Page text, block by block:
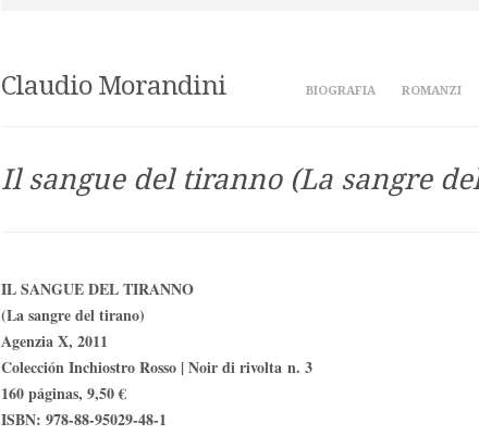
Claudio Morandini BIOGRAFIA ROMANZI
Il sangue del tiranno (La sangre
IL SANGUE DEL TIRANNO
(La sangre del tirano)
Agenzia X, 2011
Colección Inchiostro Rosso | Noir di rivolta n. 3
160 páginas, 9,50 €
ISBN: 978-88-95029-48-1